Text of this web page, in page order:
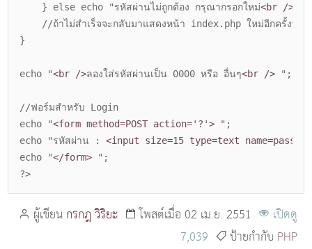
} else echo "รหัสผ่านไม่ถูกต้อง กรุณากรอกใหม่<br />
//ถ้าไม่สำเร็จจะกลับมาแสดงหน้า index.php ใหม่อีกครั้งพร้อ
}
echo "<br />ลองใส่รหัสผ่านเป็น 0000 หรือ อื่นๆ<br /> ";
//ฟอร์มสำหรับ Login
echo "<form method=POST action='?'> ";
echo "รหัสผ่าน :<input size=15 type=text
echo "</form> ";
?>
ผู้เขียนกรกฎ วิริยะ โพสต์เมื่อ 02 เม.ย. 2551
เปิดดู
7,039
ป้ายกำกับ PHP